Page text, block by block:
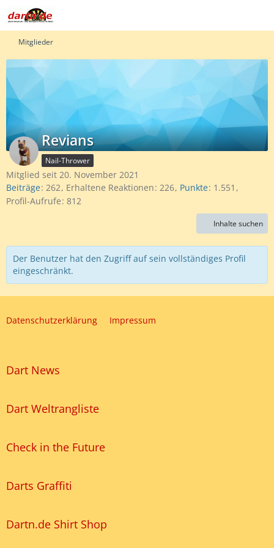
Mitglieder
Revians
Nail-Thrower
Mitglied seit 20. November 2021
Beiträge 262 Erhaltene Reaktionen 226 Punkte 1.551
Profil-Aufrufe 812
Inhalte suchen
Der Benutzer hat den Zugriff auf sein vollständiges Profil
eingeschränkt.
Datenschutzerklärung Impressum
Dart News
Dart Weltrangliste
Check in the Future
Darts Graffiti
Dartn.de Shirt Shop